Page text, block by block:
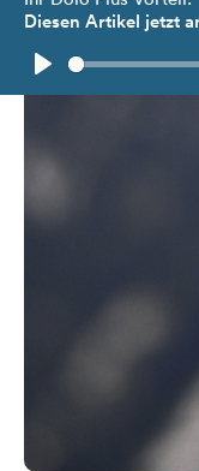
Diesen Artikel jetzt
Play